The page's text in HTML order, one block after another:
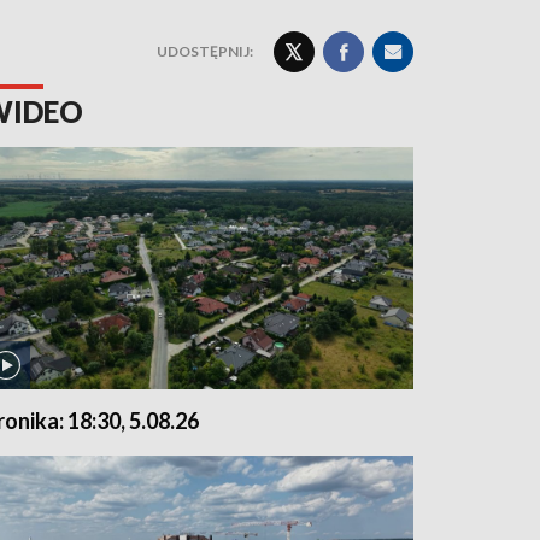
UDOSTĘPNIJ:
18:30, 5.08.26